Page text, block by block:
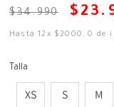
$34.990 $ 23 .
Hasta12 x $2000 ,0 de
Talla
XS S M